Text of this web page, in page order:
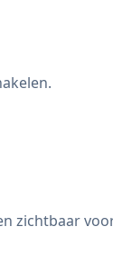
zichtbaar